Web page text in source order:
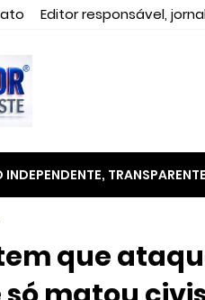
Editor responsável,
que